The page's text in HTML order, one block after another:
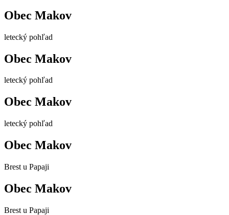
Obec Makov
letecký pohľad
Obec Makov
letecký pohľad
Obec Makov
letecký pohľad
Obec Makov
Brest u Papaji
Obec Makov
Brest u Papaji